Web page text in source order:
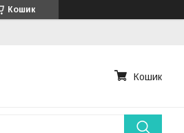
Кошик
Кошик